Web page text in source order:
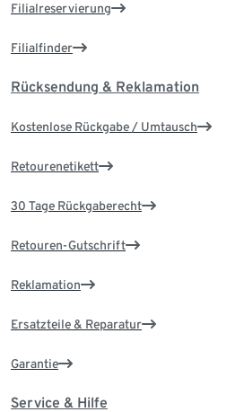
Filialreservierung
Filialfinder
Rücksendung & Reklamation
Kostenlose Rückgabe / Umtausch
Retourenetikett
30 Tage Rückgaberecht
Retouren-Gutschrift
Reklamation
Ersatzteile & Reparatur
Garantie
Service & Hilfe